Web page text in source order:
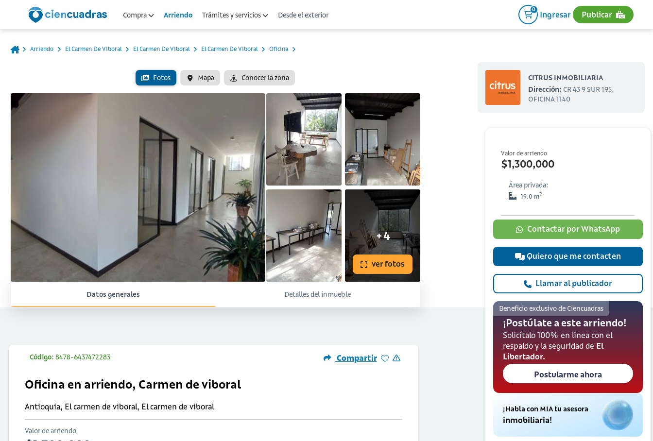
Compra Arriendo Trámites y servicios Desde el exterior
0
Ingresar Publicar
Arriendo El Carmen De Viboral El Carmen De Viboral El Carmen De Viboral Oficina
Fotos Mapa Conocer la zona
+4
ver fotos
CITRUS INMOBILIARIA
Dirección: CR 43 9 SUR 195,
OFICINA 1140
Valor de arriendo
$1,300,000
Área privada:
19.0 m2
Contactar por WhatsApp
Quiero que me contacten
Llamar al publicador
Beneficio exclusivo de Ciencuadras
¡Postúlate a este arriendo!
Solicítalo 100% en línea con el
respaldo y la seguridad de El
Libertador.
Postularme ahora
¡Habla con MIA tu asesora
inmobiliaria!
Datos generales Detalles del inmueble
Código: 8478-6437472283 Compartir
Oficina en arriendo, Carmen de viboral
Antioquia, El carmen de viboral, El carmen de viboral
Valor de arriendo